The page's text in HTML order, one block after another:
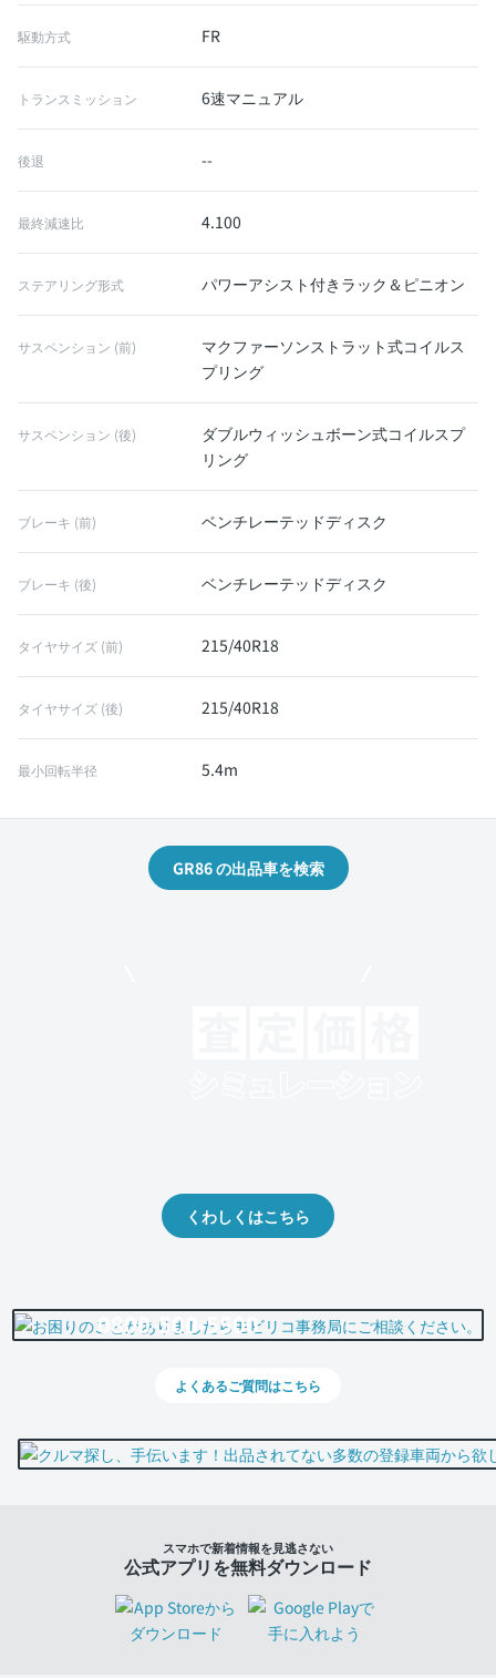
駆動方式 FR
トランスミッション 6速マニュアル
後退 --
最終減速比 4.100
ステアリング形式 パワーアシスト付きラック＆ピニオン
サスペンション (前)
マクファーソンストラット式コイルス
プリング
サスペンション (後)
ダブルウィッシュボーン式コイルスプ
リング
ブレーキ (前) ベンチレーテッドディスク
ブレーキ (後) ベンチレーテッドディスク
タイヤサイズ (前) 215/40R18
タイヤサイズ (後) 215/40R18
最小回転半径 5.4m
GR86 の出品車を検索
くわしくはこちら
0800-500-5500
よくあるご質問はこちら
スマホで新着情報を見逃さない
公式アプリを無料ダウンロード